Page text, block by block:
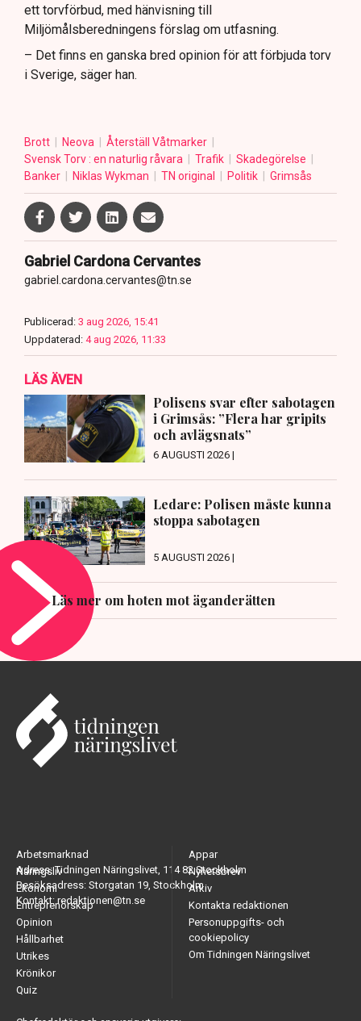
ett torvförbud, med hänvisning till
Miljömålsberedningens förslag om utfasning.
– Det finns en ganska bred opinion för att förbjuda torv
i Sverige, säger han.
Brott Neova
Återställ Våtmarker
Svensk Torv : en naturlig råvara
Trafik
Skadegörelse
Banker
Niklas Wykman TN original Politik Grimsås
Gabriel Cardona Cervantes
gabriel.cardona.cervantes@tn.se
Publicerad: 3 aug 2026, 15:41
Uppdaterad: 4 aug 2026, 11:33
LÄS ÄVEN
Polisens svar efter sabotagen
i Grimsås: ”Flera har gripits
och avlägsnats”
6 AUGUSTI 2026 |
Ledare: Polisen måste kunna
stoppa sabotagen
5 AUGUSTI 2026 |
Läs mer om hoten mot äganderätten
Adress: Tidningen Näringslivet, 114 82 Stockholm
Besöksadress: Storgatan 19, Stockholm
Kontakt: redaktionen@tn.se
Arbetsmarknad
Näringsliv
Ekonomi
Entreprenörskap
Opinion
Hållbarhet
Utrikes
Krönikor
Quiz
Appar
Nyhetsbrev
Arkiv
Kontakta redaktionen
Personuppgifts- och
cookiepolicy
Om Tidningen Näringslivet